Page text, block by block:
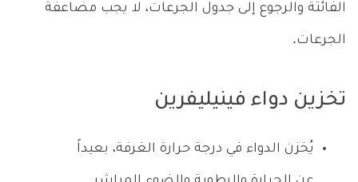
الفائتة والرجوع إلى جدول الجرعات، لا يجب مضاعفة
الجرعات.
تخزين دواء فينيليفرين
يُخزن الدواء في درجة حرارة الغرفة، بعيداً